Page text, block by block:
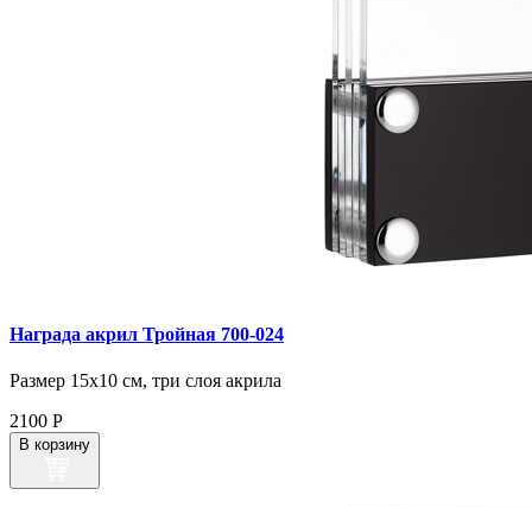
Награда акрил Тройная 700‑024
Размер 15х10 см, три слоя акрила
2100 Р
В корзину